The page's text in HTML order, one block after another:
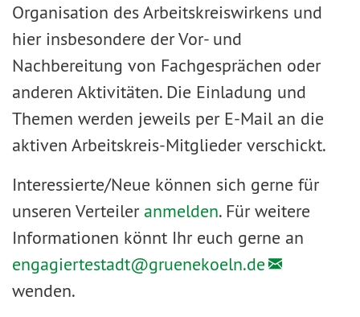
Organisation des Arbeitskreiswirkens und
hier insbesondere der Vor- und
Nachbereitung von Fachgesprächen oder
anderen Aktivitäten. Die Einladung und
Themen werden jeweils per E-Mail an die
aktiven Arbeitskreis-Mitglieder verschickt.
Interessierte/Neue können sich gerne für
unseren Verteiler anmelden. Für weitere
Informationen könnt Ihr euch gerne an
engagiertestadt@gruenekoeln.de
wenden.